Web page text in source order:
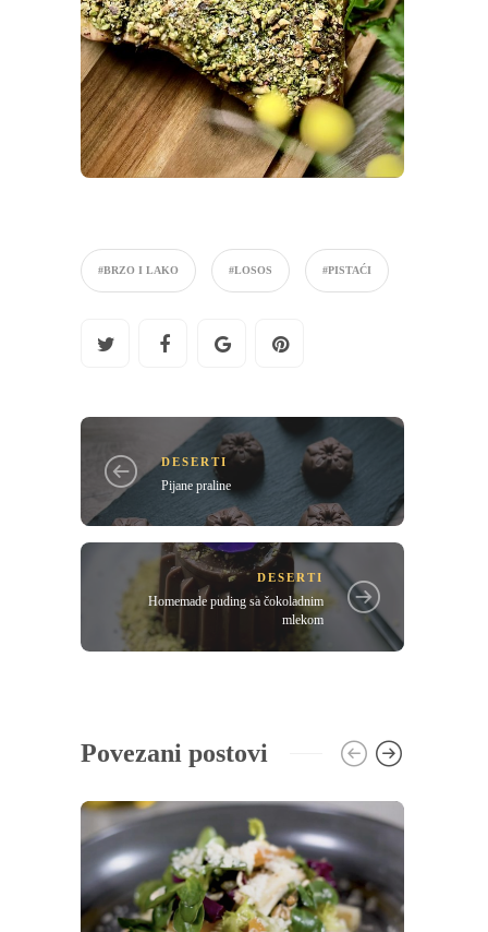
#BRZO I LAKO #LOSOS #PISTAĆI
DESERTI
Pijane praline
DESERTI
Homemade puding sa čokoladnim
mlekom
Povezani postovi